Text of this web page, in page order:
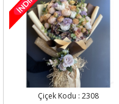
Çiçek Kodu : 2308